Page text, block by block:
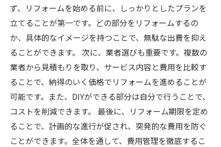
ず、リフォームを始める前に、しっかりとしたプランを
立てることが第一です。どの部分をリフォームするの
か、具体的なイメージを持つことで、無駄な出費を抑え
ることができます。 次に、業者選びも重要です。複数の
業者から見積もりを取り、サービス内容と費用を比較す
ることで、納得のいく価格でリフォームを進めることが
可能です。また、DIYができる部分は自分で行うことで、
コストを削減できます。 最後に、リフォーム期限を定め
ることで、計画的な進行が促され、突発的な費用を防ぐ
ことができます。全体を通して、費用管理を徹底するこ